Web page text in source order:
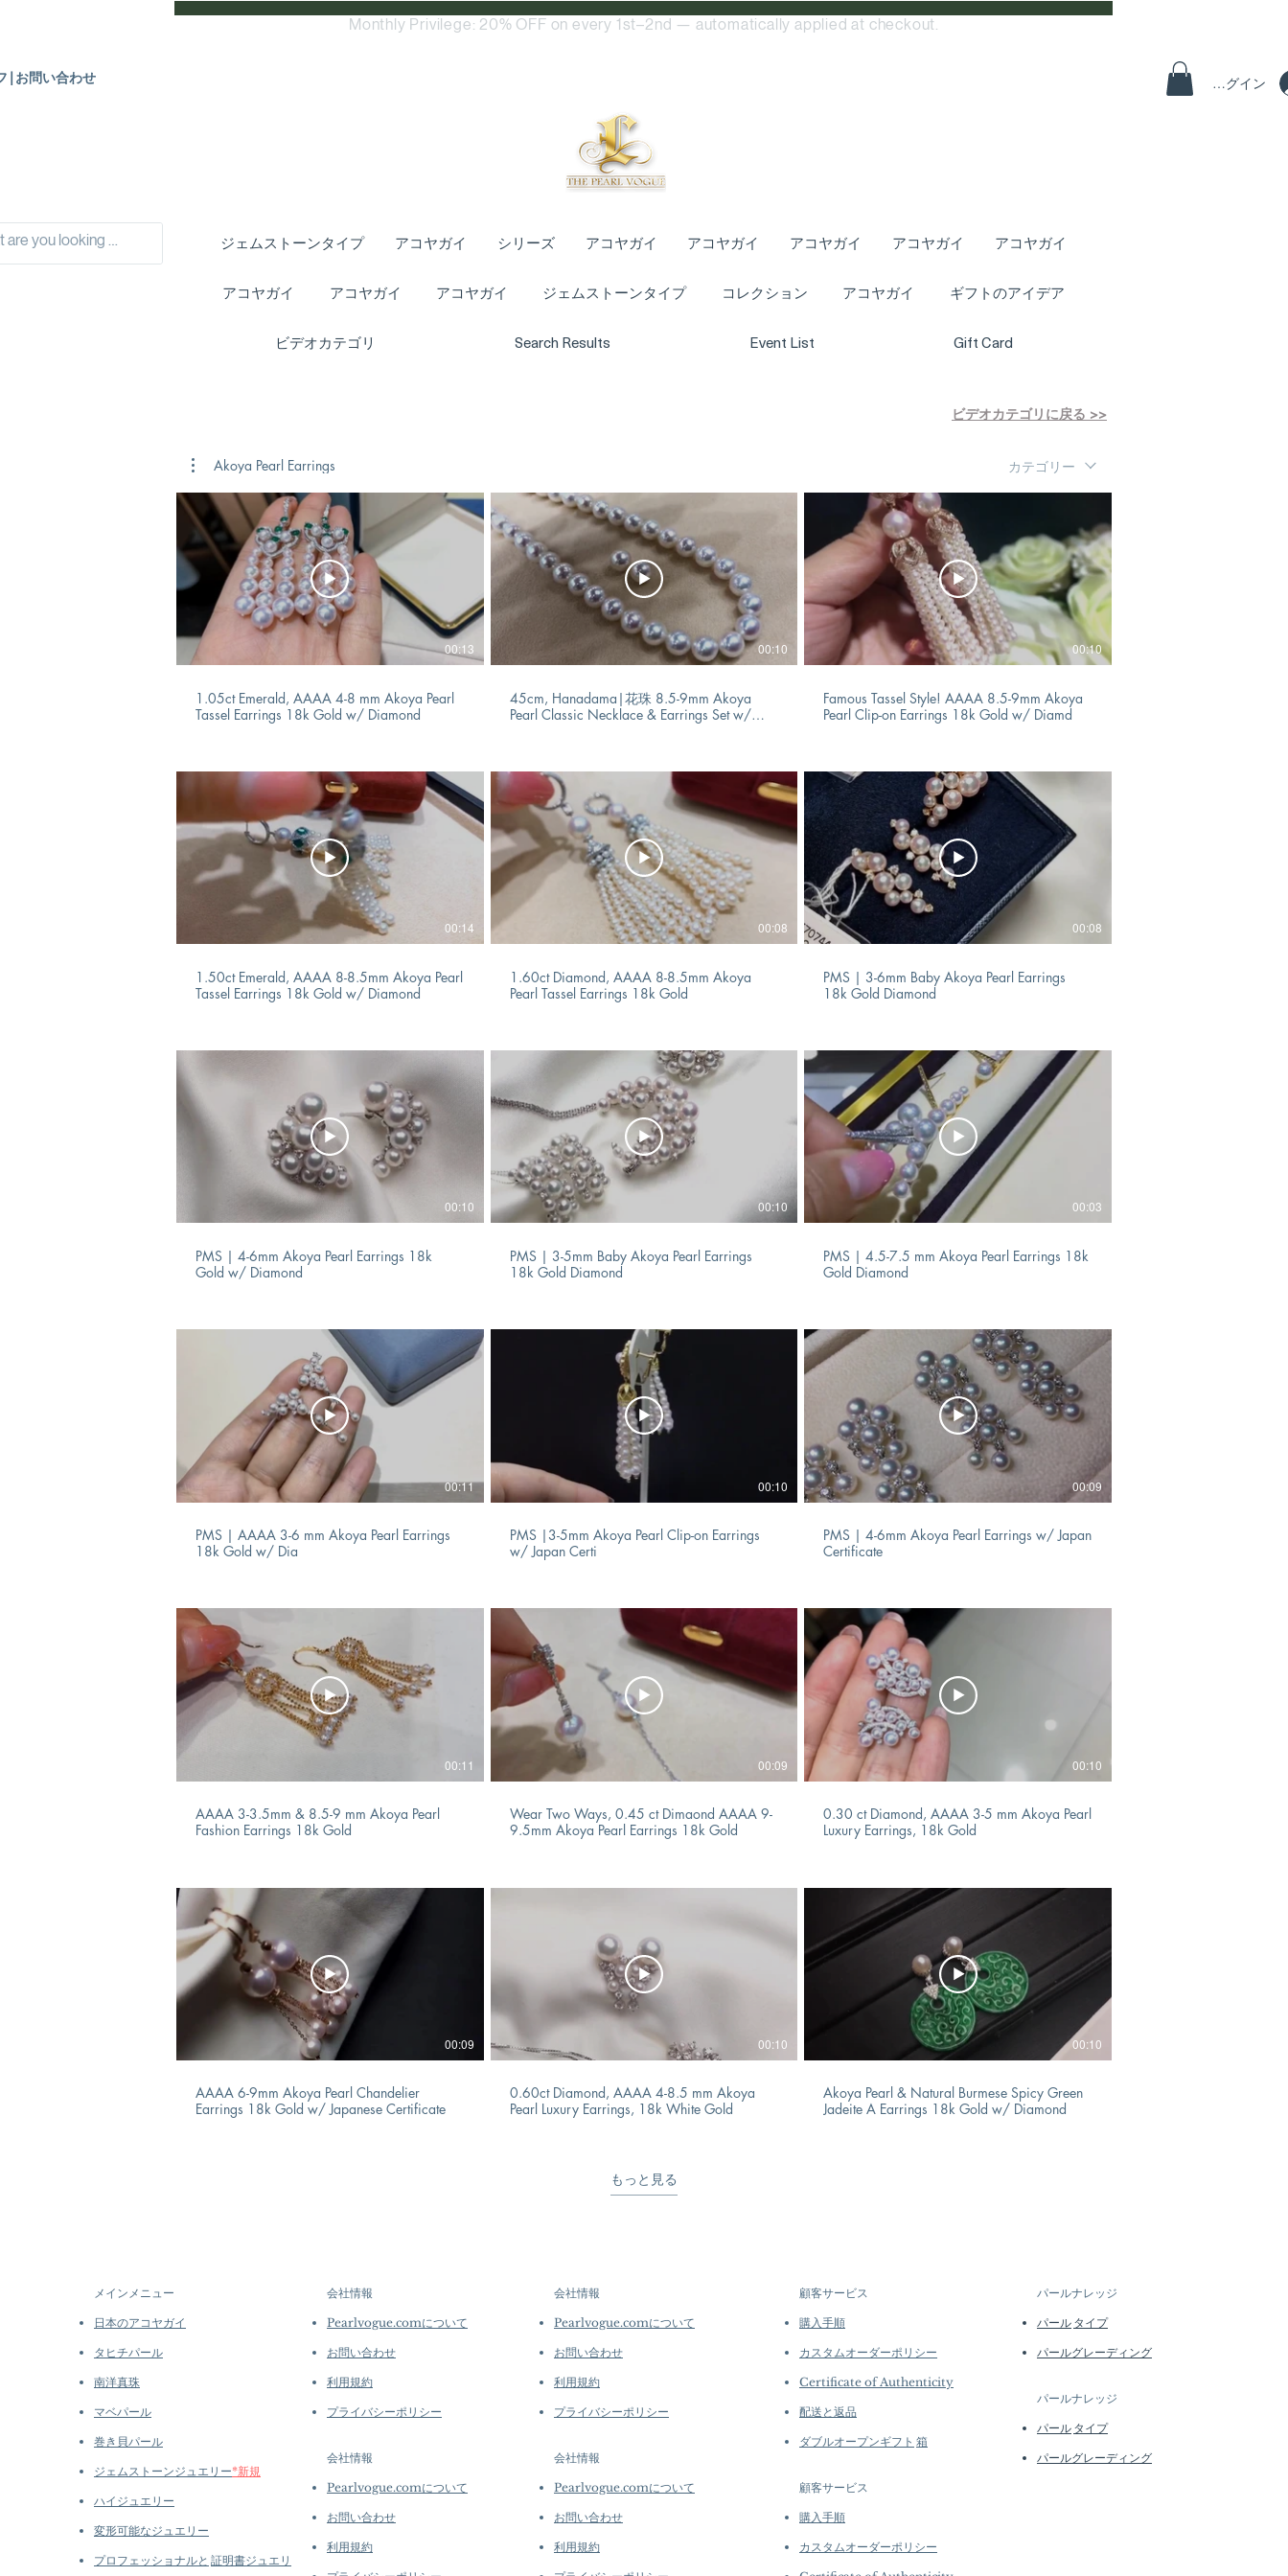
Monthly Privilege: 20% OFF on every 1st–2nd — automatically applied at checkout.
|お問い合わせ ログイン
ジェムストーンタイプ アコヤガイ シリーズ アコヤガイ アコヤガイ アコヤガイ アコヤガイ アコヤガイ
アコヤガイ アコヤガイ アコヤガイ ジェムストーンタイプ コレクション アコヤガイ ギフトのアイデア
ビデオカテゴリ Search Results Event List Gift Card
Akoya Pearl Earrings カテゴリー
00:13
1.05ct Emerald, AAAA 4-8 mm Akoya Pearl
Tassel Earrings 18k Gold w/ Diamond
00:10
45cm, Hanadama|花珠 8.5-9mm Akoya
Pearl Classic Necklace & Earrings Set w/
00:10
Famous Tassel Style! AAAA 8.5-9mm Akoya
Pearl Clip-on Earrings 18k Gold w/ Diamd
00:14
1.50ct Emerald, AAAA 8-8.5mm Akoya Pearl
Tassel Earrings 18k Gold w/ Diamond
00:08
1.60ct Diamond, AAAA 8-8.5mm Akoya
Pearl Tassel Earrings 18k Gold
00:08
PMS | 3-6mm Baby Akoya Pearl Earrings
18k Gold Diamond
00:10
PMS | 4-6mm Akoya Pearl Earrings 18k
Gold w/ Diamond
00:10
PMS | 3-5mm Baby Akoya Pearl Earrings
18k Gold Diamond
00:03
PMS | 4.5-7.5 mm Akoya Pearl Earrings 18k
Gold Diamond
00:11
PMS | AAAA 3-6 mm Akoya Pearl Earrings
18k Gold w/ Dia
00:10
PMS |3-5mm Akoya Pearl Clip-on Earrings
w/ Japan Certi
00:09
PMS | 4-6mm Akoya Pearl Earrings w/ Japan
Certificate
00:11
AAAA 3-3.5mm & 8.5-9 mm Akoya Pearl
Fashion Earrings 18k Gold
00:09
Wear Two Ways, 0.45 ct Dimaond AAAA 9-
9.5mm Akoya Pearl Earrings 18k Gold
00:10
0.30 ct Diamond, AAAA 3-5 mm Akoya Pearl
Luxury Earrings, 18k Gold
00:09
AAAA 6-9mm Akoya Pearl Chandelier
Earrings 18k Gold w/ Japanese Certificate
00:10
0.60ct Diamond, AAAA 4-8.5 mm Akoya
Pearl Luxury Earrings, 18k White Gold
00:10
Akoya Pearl & Natural Burmese Spicy Green
Jadeite A Earrings 18k Gold w/ Diamond
もっと見る
ビデオカテゴリに戻る >>
メインメニュー
日本のアコヤガイ
タヒチパール
南洋真珠
マベパール
巻き貝パール
ジェムストーンジュエリー*新規
ハイジュエリー
変形可能なジュエリー
プロフェッショナルと 証明書ジュエリ
会社情報
Pearlvogue.comについて
お問い合わせ
利用規約
プライバシーポリシー
会社情報
Pearlvogue.comについて
お問い合わせ
利用規約
会社情報
Pearlvogue.comについて
お問い合わせ
利用規約
プライバシーポリシー
会社情報
Pearlvogue.comについて
お問い合わせ
利用規約
顧客サービス
購入手順
カスタムオーダーポリシー
Certificate of Authenticity
配送と返品
ダブルオープンギフト 箱
顧客サービス
購入手順
カスタムオーダーポリシー
パールナレッジ
パール タイプ
パールグレーディング
パールナレッジ
パール タイプ
パールグレーディング